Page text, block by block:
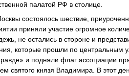
палатой РФ в столице.
состоялось шествие,
приняли участие огромное
не остались в стороне и
которые прошли по центральным
и подняли флаг ассоциации
святого князя Владимира. В этот